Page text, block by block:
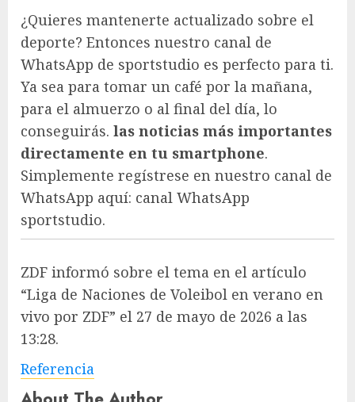
¿Quieres mantenerte actualizado sobre el
deporte? Entonces nuestro canal de
WhatsApp de sportstudio es perfecto para ti.
Ya sea para tomar un café por la mañana,
para el almuerzo o al final del día, lo
conseguirás. las noticias más importantes
directamente en tu smartphone.
Simplemente regístrese en nuestro canal de
WhatsApp aquí: canal WhatsApp
sportstudio.
ZDF informó sobre el tema en el artículo
“Liga de Naciones de Voleibol en verano en
vivo por ZDF” el 27 de mayo de 2026 a las
13:28.
Referencia